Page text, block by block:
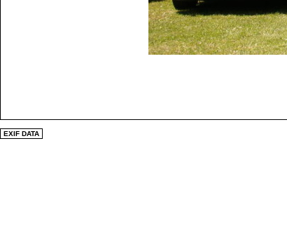
EXIF DATA